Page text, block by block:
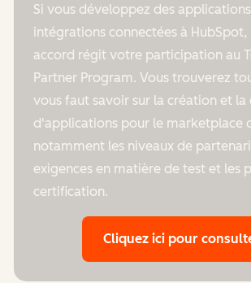
Si vous développez des
intégrations connectées à HubSpot,
accord régit votre participation au
Partner Program. Vous trouverez
vous faut savoir sur la création et
d'applications pour le marketplace
notamment les niveaux de
exigences en matière de test et les
certification.
Cliquez ici pour